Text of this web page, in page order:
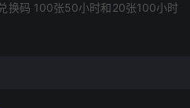
换码 100张50小时和20张100小时